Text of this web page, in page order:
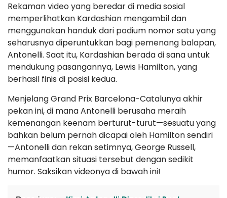
Rekaman video yang beredar di media sosial
memperlihatkan Kardashian mengambil dan
menggunakan handuk dari podium nomor satu yang
seharusnya diperuntukkan bagi pemenang balapan,
Antonelli. Saat itu, Kardashian berada di sana untuk
mendukung pasangannya, Lewis Hamilton, yang
berhasil finis di posisi kedua.
Menjelang Grand Prix Barcelona-Catalunya akhir
pekan ini, di mana Antonelli berusaha meraih
kemenangan keenam berturut-turut—sesuatu yang
bahkan belum pernah dicapai oleh Hamilton sendiri
—Antonelli dan rekan setimnya, George Russell,
memanfaatkan situasi tersebut dengan sedikit
humor. Saksikan videonya di bawah ini!